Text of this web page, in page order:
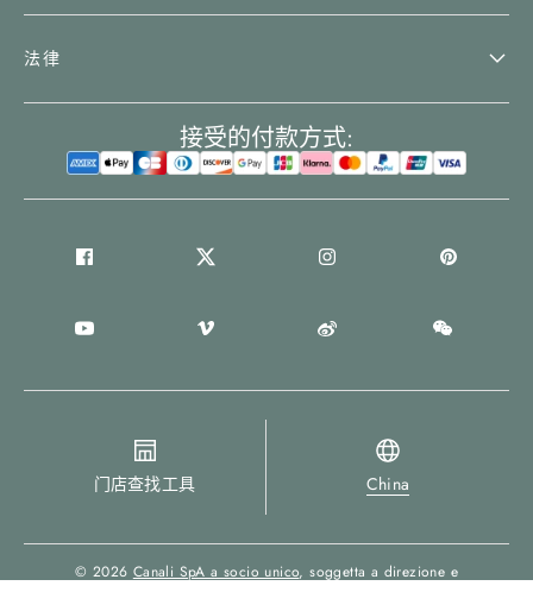
法律
门店查找工具 China
接受的付款方式:
© 2026 Canali SpA a socio unico, soggetta a direzione e